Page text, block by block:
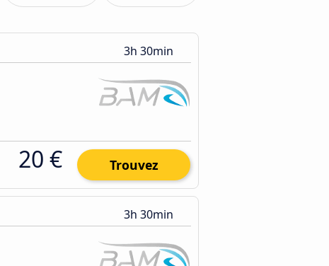
3h 30min
20 € Trouvez
3h 30min